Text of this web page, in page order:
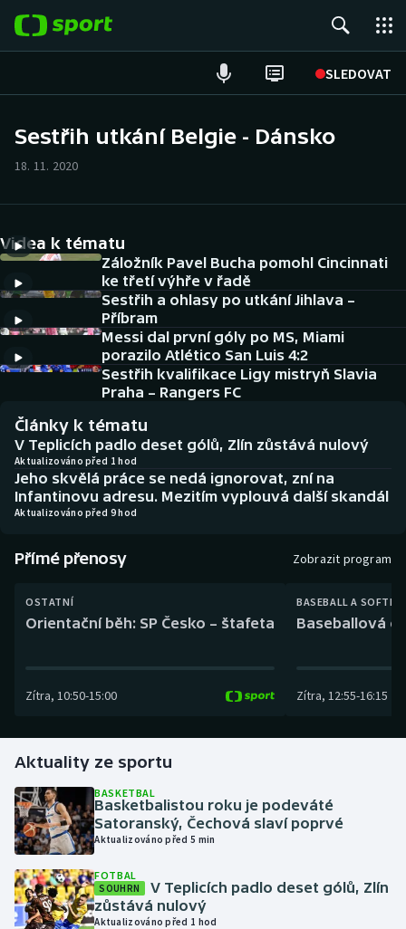
SLEDOVAT
Hokej
Tenis
Atletika
Cyklistika
DALŠÍ SPORTY
Americký fotbal
Baseball a softbal
Basketbal
Biatlon
Boby a skeleton
Futsal
Golf
Gymnastika
Házená
NEPŘEHLÉDNĚTE
Soutěže
Historické návraty
Aplikace ČT sport
AZ kvíz
Sestřih utkání Belgie - Dánsko
18. 11. 2020
Videa k tématu
Záložník Pavel Bucha pomohl Cincinnati
ke třetí výhře v řadě
Sestřih a ohlasy po utkání Jihlava –
Příbram
Messi dal první góly po MS, Miami
porazilo Atlético San Luis 4:2
Sestřih kvalifikace Ligy mistryň Slavia
Praha – Rangers FC
Články k tématu
V Teplicích padlo deset gólů, Zlín zůstává nulový
Aktualizováno před 1 hod
Jeho skvělá práce se nedá ignorovat, zní na
Infantinovu adresu. Mezitím vyplouvá další skandál
Aktualizováno před 9 hod
Přímé přenosy Zobrazit program
OSTATNÍ
Orientační běh: SP Česko – štafeta
Zítra, 10:50-15:00
BASEBALL A
Baseballová
Zítra, 12:55-16:15
Aktuality ze sportu
BASKETBAL
Basketbalistou roku je podeváté
Satoranský, Čechová slaví poprvé
Aktualizováno před 5 min
FOTBAL
SOUHRN
V Teplicích padlo deset gólů, Zlín
zůstává nulový
Aktualizováno před 1 hod